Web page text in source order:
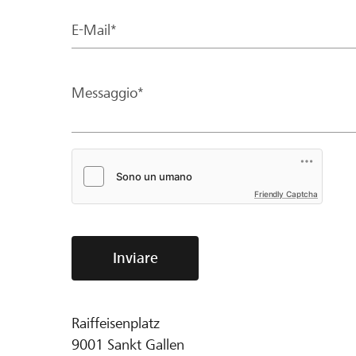
E-Mail*
Messaggio*
Friendly Captcha
Inviare
Raiffeisenplatz
9001 Sankt Gallen